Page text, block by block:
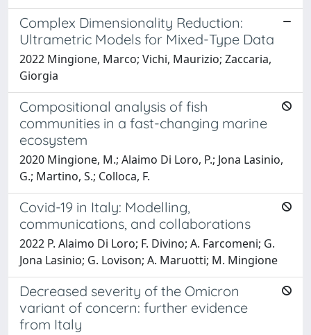
Complex Dimensionality Reduction:
Ultrametric Models for Mixed-Type Data
2022 Mingione, Marco; Vichi, Maurizio; Zaccaria,
Giorgia
Compositional analysis of fish
communities in a fast-changing marine
ecosystem
2020 Mingione, M.; Alaimo Di Loro, P.; Jona Lasinio,
G.; Martino, S.; Colloca, F.
Covid-19 in Italy: Modelling,
communications, and collaborations
2022 P. Alaimo Di Loro; F. Divino; A. Farcomeni; G.
Jona Lasinio; G. Lovison; A. Maruotti; M. Mingione
Decreased severity of the Omicron
variant of concern: further evidence
from Italy